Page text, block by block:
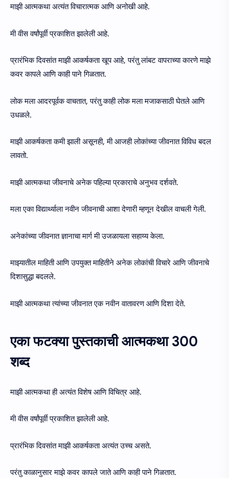
माझी आत्मकथा अत्यंत विचारात्मक आणि अनोखी आहे.
मी वीस वर्षांपूर्वी प्रकाशित झालेली आहे.
प्रारंभिक दिवसांत माझी आकर्षकता खूप आहे, परंतु लांबट वापराच्या कारणे माझे
कवर कापले आणि काही पाने गिळतात.
लोक मला आदरपूर्वक वाचतात, परंतु काही लोक मला मजाकसाठी घेतले आणि
उधळले.
माझी आकर्षकता कमी झाली असूनही, मी आजही लोकांच्या जीवनात विविध बदल
लावतो.
माझी आत्मकथा जीवनाचे अनेक पहिल्या प्रकाराचे अनुभव दर्शवते.
मला एका विद्यार्थ्याला नवीन जीवनाची आशा देणारी म्हणून देखील वाचली गेली.
अनेकांच्या जीवनात ज्ञानाचा मार्ग मी उजळायला सहाय्य केला.
माझ्यातील माहिती आणि उपयुक्त माहितीने अनेक लोकांची विचारे आणि जीवनाचे
दिशासुद्धा बदलले.
माझी आत्मकथा त्यांच्या जीवनात एक नवीन वातावरण आणि दिशा देते.
एका फटक्या पुस्तकाची आत्मकथा 300
शब्द
माझी आत्मकथा ही अत्यंत विशेष आणि विचित्र आहे.
मी वीस वर्षांपूर्वी प्रकाशित झालेली आहे.
प्रारंभिक दिवसांत माझी आकर्षकता अत्यंत उच्च असते.
परंतु काळानुसार माझे कवर कापले जाते आणि काही पाने गिळतात.